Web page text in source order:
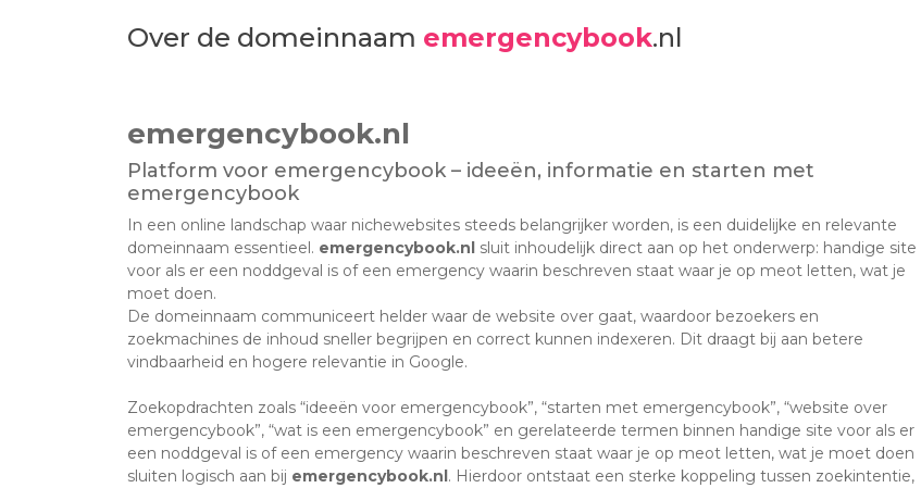
Over de domeinnaam emergencybook.nl
emergencybook.nl
Platform voor emergencybook – ideeën, informatie en starten met
emergencybook
In een online landschap waar nichewebsites steeds belangrijker worden, is een duidelijke en relevante
domeinnaam essentieel. emergencybook.nl sluit inhoudelijk direct aan op het onderwerp: handige site
voor als er een noddgeval is of een emergency waarin beschreven staat waar je op meot letten, wat je
moet doen.
De domeinnaam communiceert helder waar de website over gaat, waardoor bezoekers en
zoekmachines de inhoud sneller begrijpen en correct kunnen indexeren. Dit draagt bij aan betere
vindbaarheid en hogere relevantie in Google.
Zoekopdrachten zoals “ideeën voor emergencybook”, “starten met emergencybook”, “website over
emergencybook”, “wat is een emergencybook” en gerelateerde termen binnen handige site voor als er
een noddgeval is of een emergency waarin beschreven staat waar je op meot letten, wat je moet doen
sluiten logisch aan bij emergencybook.nl. Hierdoor ontstaat een sterke koppeling tussen zoekintentie,